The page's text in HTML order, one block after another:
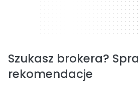
Szukasz brokera?
rekomendacje